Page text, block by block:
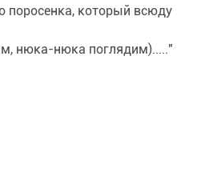
поросенка, который всюду
нюка-нюка поглядим)....."